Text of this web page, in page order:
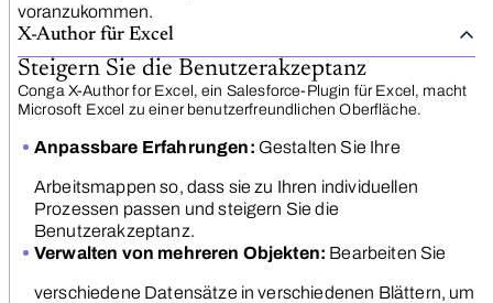
voranzukommen.
X-Author für Excel
Steigern Sie die Benutzerakzeptanz
Conga X-Author for Excel, ein Salesforce-Plugin für Excel, macht
Microsoft Excel zu einer benutzerfreundlichen Oberfläche.
Anpassbare Erfahrungen: Gestalten Sie Ihre
Arbeitsmappen so, dass sie zu Ihren individuellen
Prozessen passen und steigern Sie die
Benutzerakzeptanz.
Verwalten von mehreren Objekten: Bearbeiten Sie
verschiedene Datensätze in verschiedenen Blättern, um